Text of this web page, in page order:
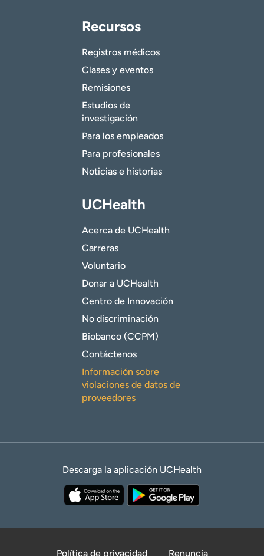
Recursos
Registros médicos
Clases y eventos
Remisiones
Estudios de
investigación
Para los empleados
Para profesionales
Noticias e historias
UCHealth
Acerca de UCHealth
Carreras
Voluntario
Donar a UCHealth
Centro de Innovación
No discriminación
Biobanco (CCPM)
Contáctenos
Información sobre
violaciones de datos de
proveedores
Descarga la aplicación UCHealth
Política de privacidad Renuncia